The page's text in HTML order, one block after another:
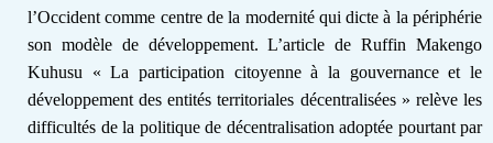
l’Occident comme centre de la modernité qui dicte à la périphérie
son modèle de développement. L’article de Ruffin Makengo
Kuhusu « La participation citoyenne à la gouvernance et le
développement des entités territoriales décentralisées » relève les
difficultés de la politique de décentralisation adoptée pourtant par